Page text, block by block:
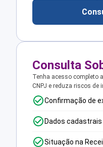
Consulta
Tenha acesso completo
CNPJ e reduza riscos de
Confirmação de
Dados
Situação na